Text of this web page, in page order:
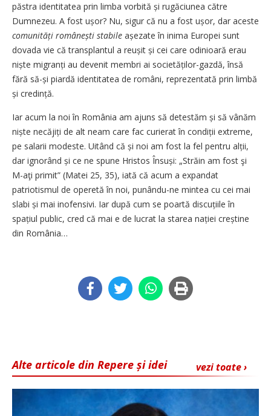
păstra identitatea prin limba vorbită și rugăciunea către
Dumnezeu. A fost ușor? Nu, sigur că nu a fost ușor, dar aceste
comunități românești stabile așezate în inima Europei sunt
dovada vie că transplantul a reușit și cei care odinioară erau
niște migranți au devenit membri ai societăților-gazdă, însă
fără să-și piardă identitatea de români, reprezentată prin limbă
și credință.
Iar acum la noi în România am ajuns să detestăm și să vânăm
niște necăjiți de alt neam care fac curierat în condiții extreme,
pe salarii modeste. Uitând că și noi am fost la fel pentru alții,
dar ignorând și ce ne spune Hristos Însuși: „Străin am fost şi
M-aţi primit” (Matei 25, 35), iată că acum a expandat
patriotismul de operetă în noi, punându-ne mintea cu cei mai
slabi și mai ino­fen­sivi. Iar după cum se poartă discuțiile în
spațiul public, cred că mai e de lucrat la starea nației creștine
din România…
vezi toate ›
Alte articole din Repere și idei